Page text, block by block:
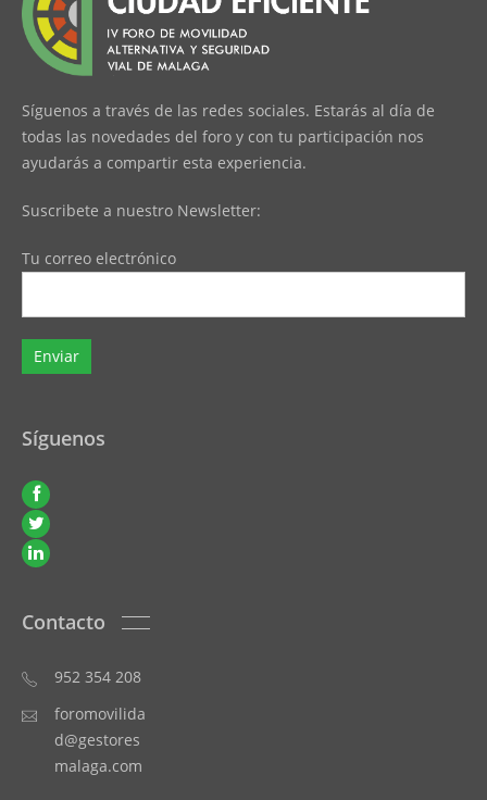
Síguenos a través de las redes sociales. Estarás al día de
todas las novedades del foro y con tu participación nos
ayudarás a compartir esta experiencia.
Suscribete a nuestro Newsletter:
Tu correo electrónico
Síguenos
Contacto
952 354 208
foromovilida
d@gestores
malaga.com